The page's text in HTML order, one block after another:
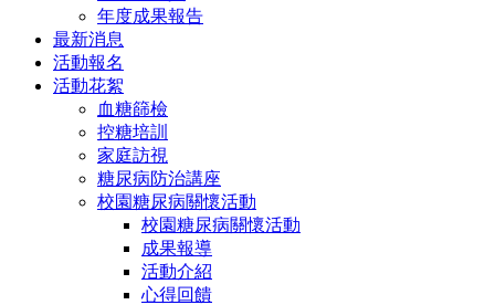
年度成果報告
最新消息
活動報名
活動花絮
血糖篩檢
控糖培訓
家庭訪視
糖尿病防治講座
校園糖尿病關懷活動
校園糖尿病關懷活動
成果報導
活動介紹
心得回饋